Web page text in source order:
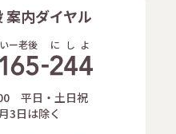
案内ダイヤル
いー老後 に し よ
平日・土日祝
3日は除く